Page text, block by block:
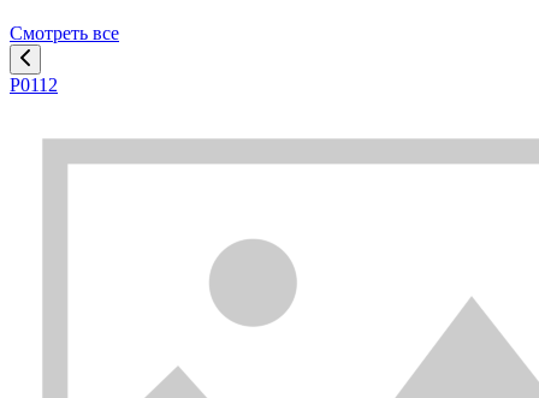
Смотреть все
P0112